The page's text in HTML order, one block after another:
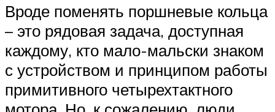
Вроде поменять поршневые кольца
– это рядовая задача, доступная
каждому, кто мало-мальски знаком
с устройством и принципом работы
примитивного четырехтактного